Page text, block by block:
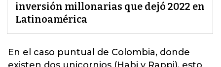
inversión millonarias que dejó 2022 en
Latinoamérica
En el caso puntual de Colombia, donde